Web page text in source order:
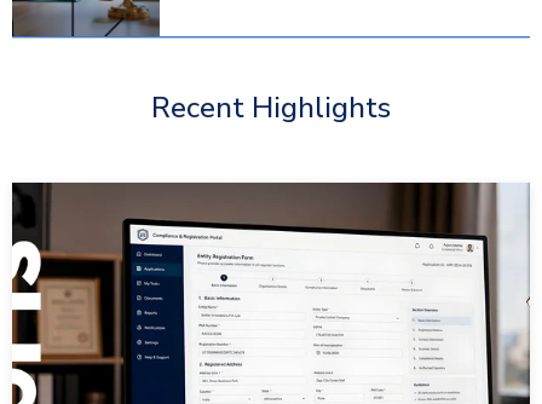
Recent Highlights